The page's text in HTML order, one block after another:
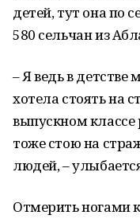
детей, тут она по
580 сельчан из
– Я ведь в
хотела стоять на
выпускном
тоже стою на
людей, –
Отмерить ногами